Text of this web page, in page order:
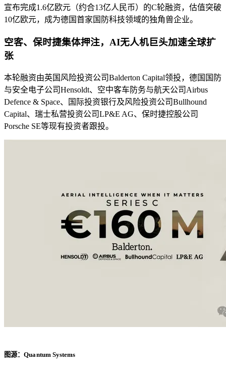
宣布完成1.6亿欧元（约合13亿人民币）的C轮融资，估值突破
10亿欧元，成为德国首家国防科技领域的独角兽企业。
空客、保时捷集体押注，AI无人机巨头加速全球扩
张
本轮融资由英国风险投资公司Balderton Capital领投，德国国防
与安全电子公司Hensoldt、空中客车防务与航天公司Airbus
Defence & Space、国际投资银行及风险投资公司Bullhound
Capital、瑞士私营投资公司LP&E AG、保时捷控股公司
Porsche SE等现有投资者跟投。
图源：Quantum Systems